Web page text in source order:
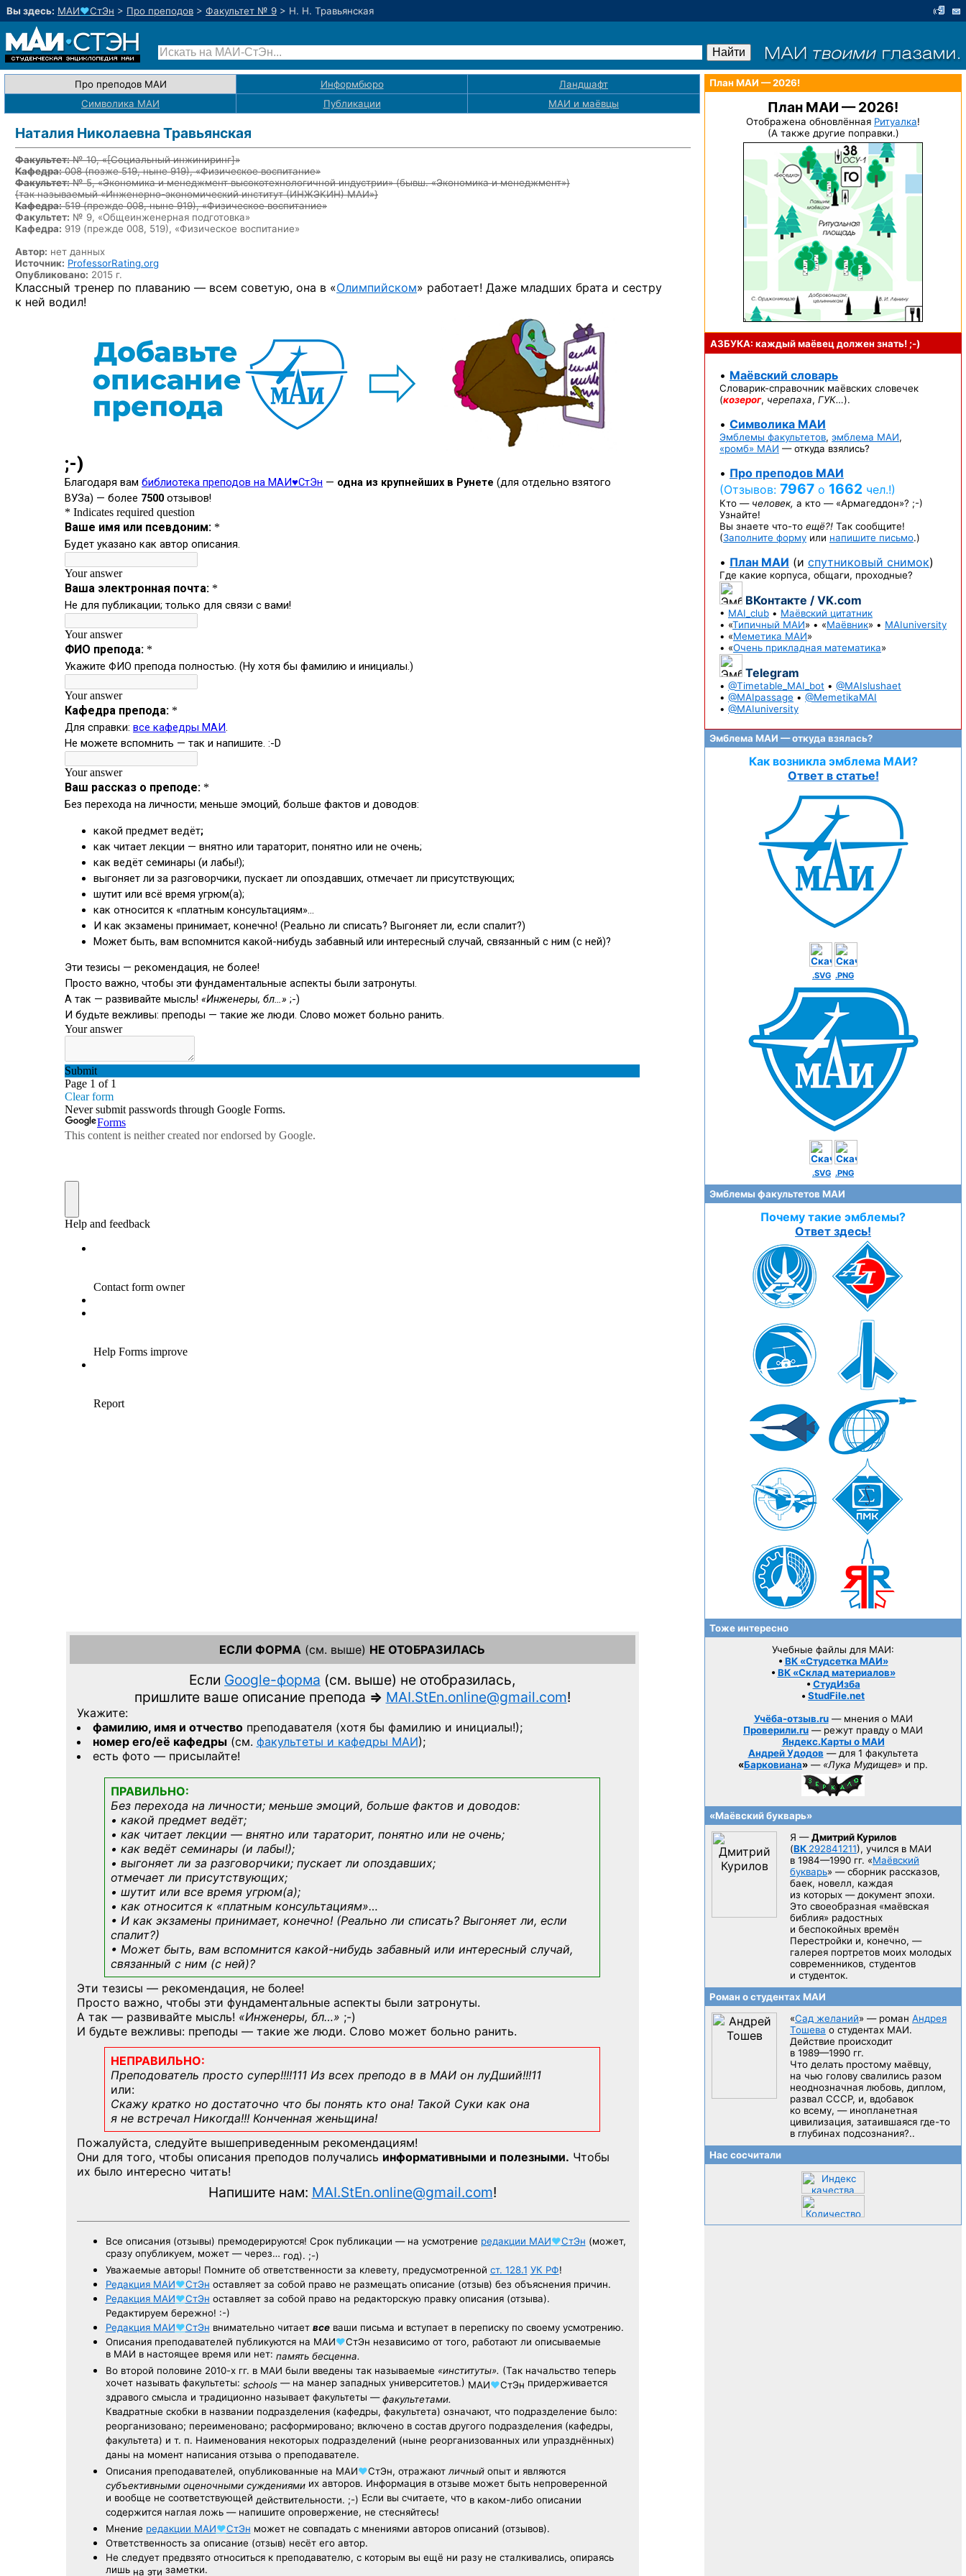
Вы здесь: МАИ♥СтЭн > Про преподов > Факультет № 9 > Н. Н. Травьянская
Про преподов МАИ Информбюро
Ландшафт
Символика МАИ
Публикации МАИ и маёвцы
Наталия Николаевна Травьянская
Факультет:№ 10, «[Социальный инжиниринг]»
Кафедра:008(позже 519, ныне 919), «Физическое воспитание»
Факультет:№ 5, «Экономика и менеджмент высокотехнологичной индустрии» (бывш. «Экономика и менеджмент»)
{так называемый «Инженерно-экономический институт (ИНЖЭКИН) МАИ»}
Кафедра:519(прежде 008, ныне 919), «Физическое воспитание»
Факультет: № 9, «Общеинженерная подготовка»
Кафедра: 919 (прежде 008, 519), «Физическое воспитание»
Автор: нет данных
Источник: ProfessorRating.org
Опубликовано: 2015 г.
Классный тренер по плаванию — всем советую, она в «Олимпийском» работает! Даже младших брата и сестру
к ней водил!
ЕСЛИ ФОРМА (см. выше) НЕ ОТОБРАЗИЛАСЬ
Если Google-форма (см. выше) не отобразилась,
пришлите ваше описание препода => MAI.StEn.online@gmail.com!
Укажите:
фамилию, имя и отчествопреподавателя (хотя бы фамилию и инициалы!);
номер его/её кафедры(см. факультеты и кафедры МАИ);
есть фото — присылайте!
ПРАВИЛЬНО:
Без перехода на личности; меньше эмоций, больше фактов и доводов:
• какой предмет ведёт;
• как читает лекции — внятно или тараторит, понятно или не очень;
• как ведёт семинары (и лабы!);
• выгоняет ли за разговорчики; пускает ли опоздавших;
отмечает ли присутствующих;
• шутит или все время угрюм(а);
• как относится к «платным консультациям»…
• И как экзамены принимает, конечно! (Реально ли списать? Выгоняет ли, если
спалит?)
• Может быть, вам вспомнится какой-нибудь забавный или интересный случай,
связанный с ним (с ней)?
Эти тезисы — рекомендация, не более!
Просто важно, чтобы эти фундаментальные аспекты были затронуты.
А так — развивайте мысль! «Инженеры, бл…» ;-)
И будьте вежливы: преподы — такие же люди. Слово может больно ранить.
НЕПРАВИЛЬНО:
Преподователь просто супер!!!!111 Из всех преподо в в МАИ он луДший!!!11
или:
Скажу кратко но достаточно что бы понять кто она! Такой Суки как она
я не встречал Никогда!!! Конченная женьщина!
Пожалуйста, следуйте вышеприведенным рекомендациям!
Они для того, чтобы описания преподов получались информативными и полезными. Чтобы
их было интересно читать!
Напишите нам: MAI.StEn.online@gmail.com!
Все описания (отзывы) премодерируются! Срок публикации — на усмотрение редакции МАИ♥СтЭн (может,
сразу опубликуем, может — через… год). ;-)
Уважаемые авторы! Помните об ответственности за клевету, предусмотренной ст. 128.1 УК РФ!
Редакция МАИ♥СтЭн оставляет за собой право не размещать описание (отзыв) без объяснения причин.
Редакция МАИ♥СтЭн оставляет за собой право на редакторскую правку описания (отзыва).
Редактируем бережно! :-)
Редакция МАИ♥СтЭн внимательно читает всеваши письма и вступает в переписку по своему усмотрению.
Описания преподавателей публикуются на МАИ♥СтЭн независимо от того, работают ли описываемые
в МАИ в настоящее время или нет: память бесценна.
Во второй половине 2010-х гг. в МАИ были введены так называемые «институты». (Так начальство теперь
хочет называть факультеты: schools— на манер западных университетов.) МАИ♥СтЭн придерживается
здравого смысла и традиционно называет факультеты —факультетами.
Квадратные скобки в названии подразделения (кафедры, факультета) означают, что подразделение было:
реорганизовано; переименовано; расформировано; включено в состав другого подразделения (кафедры,
факультета) и т. п. Наименования некоторых подразделений (ныне реорганизованных или упразднённых)
даны на момент написания отзыва о преподавателе.
Описания преподавателей, опубликованные на МАИ♥СтЭн, отражают личныйопыт и являются
субъективными оценочными суждениямиих авторов. Информация в отзыве может быть непроверенной
и вообще не соответствующей действительности. ;-) Если вы считаете, что в каком-либо описании
содержится наглая ложь — напишите опровержение, не стесняйтесь!
Мнение редакции МАИ♥СтЭн может не совпадать с мнениями авторов описаний (отзывов).
Ответственность за описание (отзыв) несёт его автор.
Не следуетпредвзято относиться к преподавателю, с которым вы ещё ни разу не сталкивались, опираясь
лишь на эти заметки.
План МАИ — 2026!
План МАИ — 2026!
Отображена обновлённая Ритуалка!
(А также другие поправки.)
АЗБУКА: каждый маёвец должензнать! ;-)
• Маёвский словарь
Словарик-справочник маёвских словечек
(козерог, черепаха, ГУК…).
• Символика МАИ
Эмблемы факультетов, эмблема МАИ,
«ромб» МАИ — откуда взялись?
• Про преподов МАИ
(Отзывов: 7967 о 1662 чел.!)
Кто — человек, а кто — «Армагеддон»? ;-)
Узнайте!
Вы знаете что-то ещё?! Так сообщите!
(Заполните форму или напишите письмо.)
• План МАИ (и спутниковый снимок)
Где какие корпуса, общаги, проходные?
ВКонтакте / VK.com
• MAI_club • Маёвский цитатник
• «Типичный МАИ» • «Маёвник» • MAIuniversity
• «Меметика МАИ»
• «Очень прикладная математика»
Telegram
• @Timetable_MAI_bot • @MAIslushaet
• @MAIpassage • @MemetikaMAI
• @MAIuniversity
Эмблема МАИ — откуда взялась?
Как возникла эмблема МАИ?
Ответ в статье!
.SVG .PNG
.SVG .PNG
Эмблемы факультетов МАИ
Почему такие эмблемы?
Ответ здесь!
Тоже интересно
Учебные файлы для МАИ:
• ВК «Студсетка МАИ»
• ВК «Склад материалов»
• СтудИзба
• StudFile.net
Учёба-отзыв.ru— мнения о МАИ
Проверили.ru — режут правду о МАИ
Яндекс.Карты о МАИ
Андрей Удодов — для 1 факультета
«Барковиана» — «Лука Мудищев» и пр.
«Маёвский букварь»
Я —Дмитрий Курилов
(ВК 292841211), учился в МАИ
в 1984—1990 гг. «Маёвский
букварь» — сборник рассказов,
баек, новелл, каждая
из которых — документ эпохи.
Это своеобразная «маёвская
библия» радостных
и беспокойных времён
Перестройки и, конечно, —
галерея портретов моих молодых
современников, студентов
и студенток.
Роман о студентах МАИ
«Сад желаний» — роман Андрея
Тошева о студентах МАИ.
Действие происходит
в 1989—1990 гг.
Что делать простому маёвцу,
на чью голову свалились разом
неоднозначная любовь, диплом,
развал CCCP, и, вдобавок
ко всему, — инопланетная
цивилизация, затаившаяся где-то
в глубинах подсознания?..
Нас сосчитали